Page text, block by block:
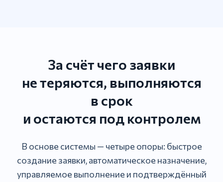
За счёт чего заявки
не теряются, выполняются
в срок
и остаются под контролем
В основе системы — четыре опоры: быстрое
создание заявки, автоматическое назначение,
управляемое выполнение и подтверждённый